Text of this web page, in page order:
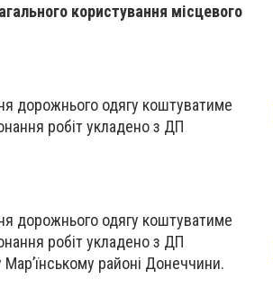
користування місцевого
дорожнього одягу коштуватиме
робіт укладено з ДП
дорожнього одягу коштуватиме
робіт укладено з ДП
районі Донеччини.